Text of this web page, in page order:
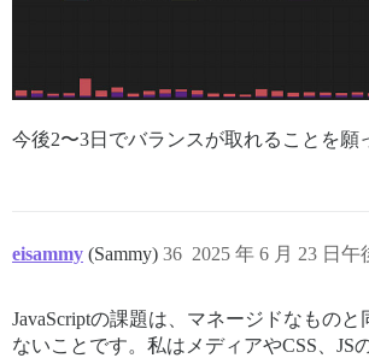
今後2〜3日でバランスが取れることを願
eisammy (Sammy) 2025 年 6 月 23 日午
36
JavaScriptの課題は、マネージドなもの
ないことです。私はメディアやCSS、JS